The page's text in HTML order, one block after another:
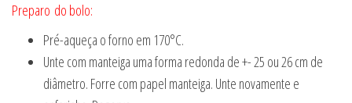
Preparo do bolo:
Pré-aqueça o forno em 170°C.
Unte com manteiga uma forma redonda de +- 25 ou 26 cm de
diâmetro. Forre com papel manteiga. Unte novamente e